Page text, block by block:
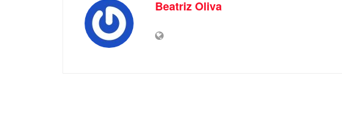
Beatriz Oliva